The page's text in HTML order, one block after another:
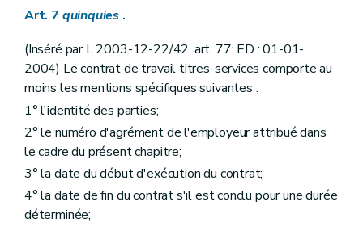
Art. 7 quinquies .
(Inséré par L 2003-12-22/42, art. 77; ED : 01-01-
2004) Le contrat de travail titres-services comporte au
moins les mentions spécifiques suivantes :
1° l'identité des parties;
2° le numéro d'agrément de l'employeur attribué dans
le cadre du présent chapitre;
3° la date du début d'exécution du contrat;
4° la date de fin du contrat s'il est conclu pour une durée
déterminée;